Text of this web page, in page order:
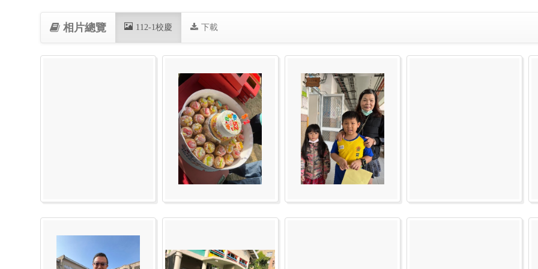
相片總覽 112-1校慶 (current)下載